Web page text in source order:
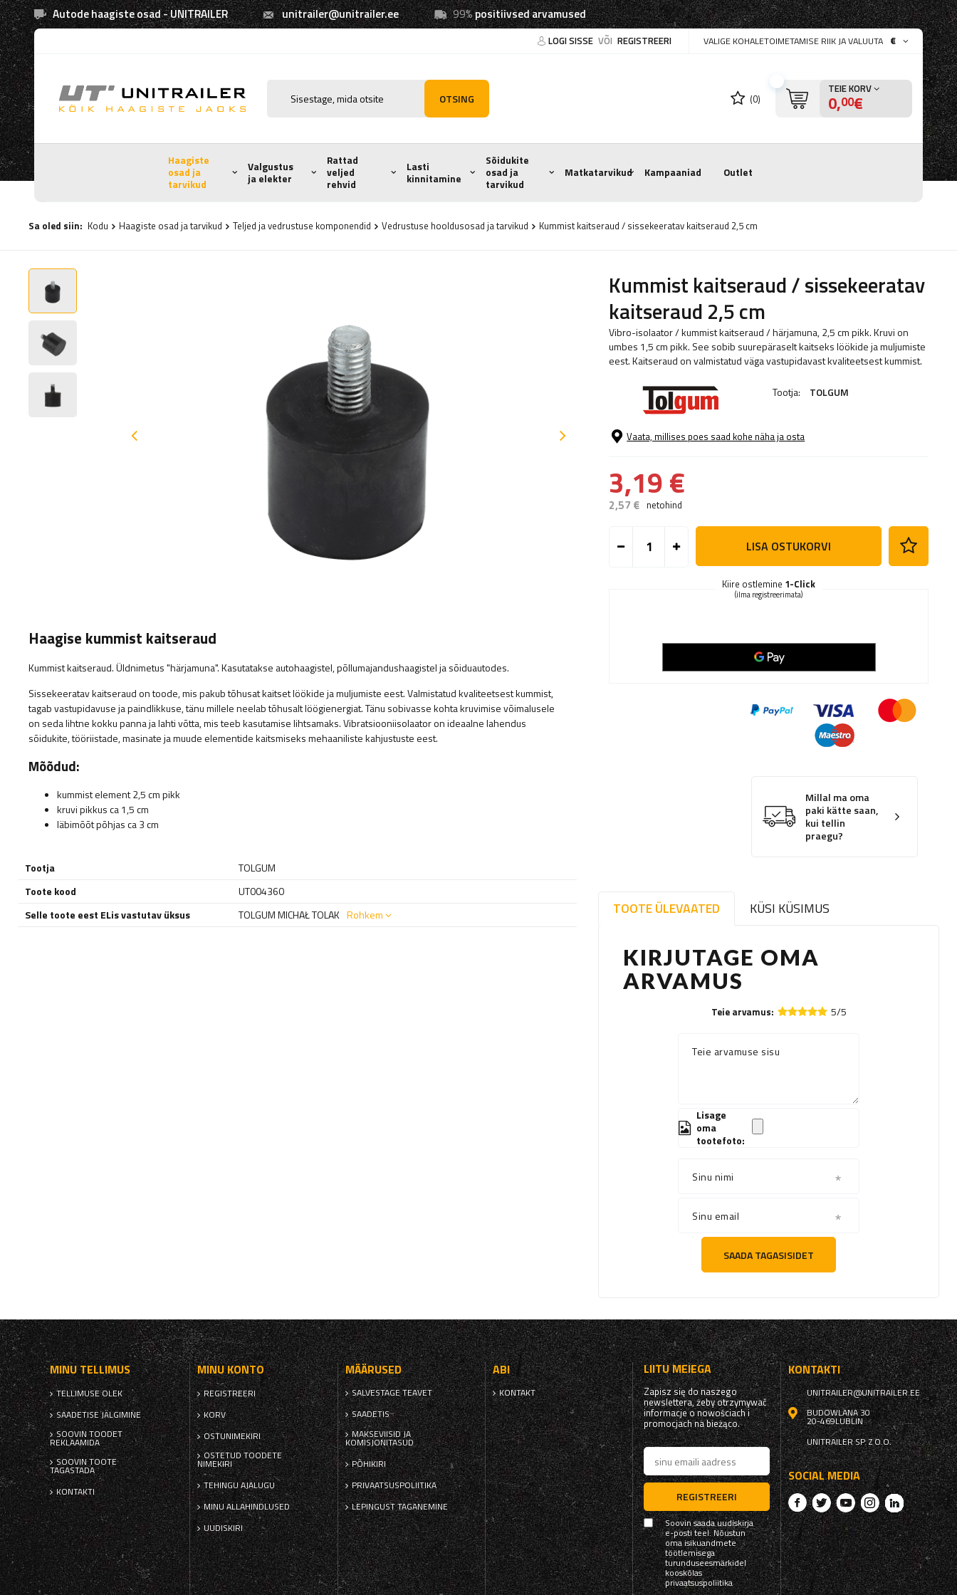
Autode haagiste osad - UNITRAILER unitrailer@unitrailer.ee 99%positiivsed arvamused
LOGI SISSE VÕI REGISTREERI VALIGE KOHALETOIMETAMISE RIIK JA VALUUTA €
OTSING (0)
TEIE KORV
0,00€
Haagiste
osad ja
tarvikud
Valgustus
ja elekter
Rattad
veljed
rehvid
Lasti
kinnitamine
Sõidukite
osad ja
tarvikud
Matkatarvikud Kampaaniad Outlet
Sa oled siin: Kodu Haagiste osad ja tarvikud Teljed ja vedrustuse komponendid Vedrustuse hooldusosad ja tarvikud Kummist kaitseraud / sissekeeratav kaitseraud 2,5 cm
Kummist kaitseraud / sissekeeratav
kaitseraud 2,5 cm
Vibro-isolaator / kummist kaitseraud / härjamuna, 2,5 cm pikk. Kruvi on
umbes 1,5 cm pikk. See sobib suurepäraselt kaitseks löökide ja muljumiste
eest. Kaitseraud on valmistatud väga vastupidavast kvaliteetsest kummist.
Tootja: TOLGUM
Vaata, millises poes saad kohe näha ja osta
3,19 €
2,57 € netohind
LISA OSTUKORVI
Kiire ostlemine 1-Click
(ilma registreerimata)
Millal ma oma
paki kätte saan,
kui tellin
praegu?
TOOTE ÜLEVAATED KÜSI KÜSIMUS
KIRJUTAGE OMA
ARVAMUS
Teie arvamus: 5/5
Teie arvamuse sisu
Lisage
oma
tootefoto:
Sinu nimi
Sinu email
SAADA TAGASISIDET
Haagise kummist kaitseraud
Kummist kaitseraud. Üldnimetus "härjamuna". Kasutatakse autohaagistel, põllumajandushaagistel ja sõiduautodes.
Sissekeeratav kaitseraud on toode, mis pakub tõhusat kaitset löökide ja muljumiste eest. Valmistatud kvaliteetsest kummist,
tagab vastupidavuse ja paindlikkuse, tänu millele neelab tõhusalt löögienergiat. Tänu sobivasse kohta kruvimise võimalusele
on seda lihtne kokku panna ja lahti võtta, mis teeb kasutamise lihtsamaks. Vibratsiooniisolaator on ideaalne lahendus
sõidukite, tööriistade, masinate ja muude elementide kaitsmiseks mehaaniliste kahjustuste eest.
Mõõdud:
kummist element 2,5 cm pikk
kruvi pikkus ca 1,5 cm
läbimõõt põhjas ca 3 cm
Tootja
TOLGUM
Toote kood
UT004360
Selle toote eest ELis vastutav üksus
TOLGUM MICHAŁ TOLAK Rohkem
MINU TELLIMUS
TELLIMUSE OLEK
SAADETISE JÄLGIMINE
SOOVIN TOODET
REKLAAMIDA
SOOVIN TOOTE
TAGASTADA
KONTAKTI
MINU KONTO
REGISTREERI
KORV
OSTUNIMEKIRI
OSTETUD TOODETE
NIMEKIRI
TEHINGU AJALUGU
MINU ALLAHINDLUSED
UUDISKIRI
MÄÄRUSED
SALVESTAGE TEAVET
SAADETIS
MAKSEVIISID JA
KOMISJONITASUD
PÕHIKIRI
PRIVAATSUSPOLIITIKA
LEPINGUST TAGANEMINE
ABI
KONTAKT
LIITU MEIEGA
Zapisz się do naszego
newslettera, żeby otrzymywać
informacje o nowościach i
promocjach na bieżąco.
REGISTREERI
Soovin saada uudiskirja
e-posti teel. Nõustun
oma isikuandmete
töötlemisega
turunduseesmärkidel
kooskõlas
privaatsuspoliitika
KONTAKTI
UNITRAILER@UNITRAILER.EE
BUDOWLANA 30
20-469LUBLIN
UNITRAILER SP. Z O.O.
SOCIAL MEDIA